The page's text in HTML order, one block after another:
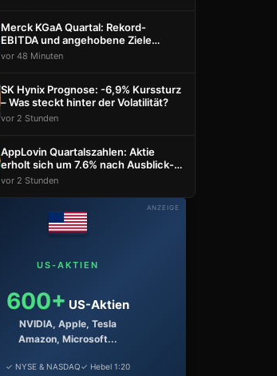
Merck KGaA Quartal: Rekord-
EBITDA und angehobene Ziele
treiben Aktie
vor 48 Minuten
SK Hynix Prognose: -6,9% Kurssturz
– Was steckt hinter der Volatilität?
vor 2 Stunden
AppLovin Quartalszahlen: Aktie
erholt sich um 7.6% nach Ausblick-
Schock
vor 2 Stunden
ANZEIGE
US-AKTIEN
600+ US-Aktien
NVIDIA, Apple, Tesla
Amazon, Microsoft...
✓ NYSE & NASDAQ✓ Hebel 1:20